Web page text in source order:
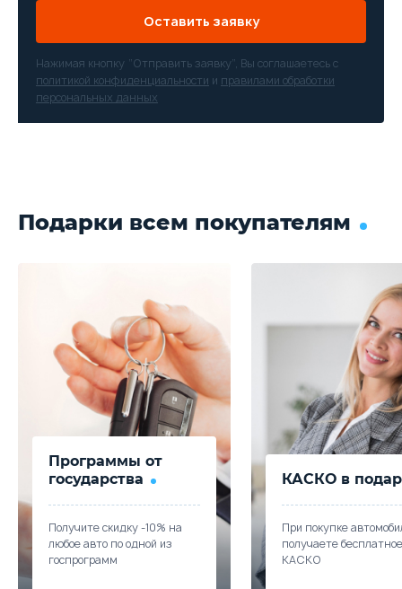
Оставить заявку
Нажимая кнопку “Отправить заявку”, Вы соглашаетесь с
политикой конфиденциальности и правилами обработки
персональных данных
Подарки всем покупателям
Программы от
государства
Получите скидку -10% на
любое авто по одной из
госпрограмм
КАСКО в
При покупке
получаете бесплатное
КАСКО